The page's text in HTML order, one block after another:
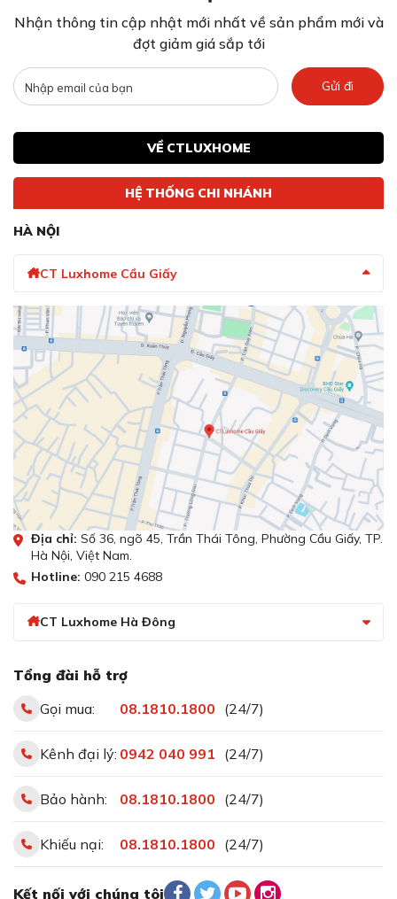
Nhận thông tin cập nhật mới nhất về sản phẩm mới và
đợt giảm giá sắp tới
Gửi đi
VỀ CTLUXHOME
HỆ THỐNG CHI NHÁNH
HÀ NỘI
CT Luxhome Cầu Giấy
Địa chỉ: Số 36, ngõ 45, Trần Thái Tông, Phường Cầu Giấy, TP.
Hà Nội, Việt Nam.
Hotline: 090 215 4688
CT Luxhome Hà Đông
Tổng đài hỗ trợ
Gọi mua:
08.1810.1800 (24/7)
Kênh đại lý: 0942 040 991 (24/7)
Bảo hành: 08.1810.1800 (24/7)
Khiếu nại: 08.1810.1800 (24/7)
Kết nối với chúng tôi